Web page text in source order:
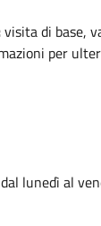
visita di base,
per
lunedì al